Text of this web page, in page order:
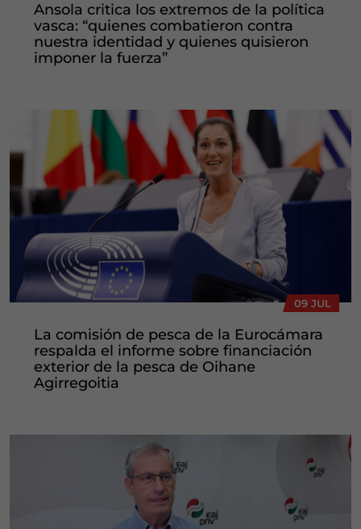
Ansola critica los extremos de la política
vasca: “quienes combatieron contra
nuestra identidad y quienes quisieron
imponer la fuerza”
09 JUL
La comisión de pesca de la Eurocámara
respalda el informe sobre financiación
exterior de la pesca de Oihane
Agirregoitia